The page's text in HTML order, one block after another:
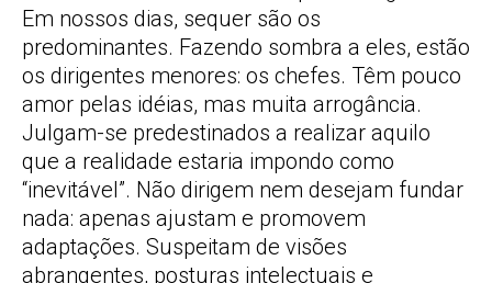
Em nossos dias, sequer são os
predominantes. Fazendo sombra a eles, estão
os dirigentes menores: os chefes. Têm pouco
amor pelas idéias, mas muita arrogância.
Julgam-se predestinados a realizar aquilo
que a realidade estaria impondo como
“inevitável”. Não dirigem nem desejam fundar
nada: apenas ajustam e promovem
adaptações. Suspeitam de visões
abrangentes, posturas intelectuais e